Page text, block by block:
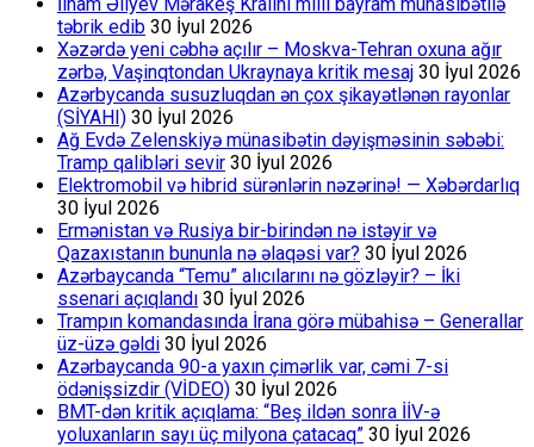
təbrik edib 30 İyul 2026
Xəzərdə yeni cəbhə açılır – Moskva-Tehran oxuna ağır
zərbə, Vaşinqtondan Ukraynaya kritik mesaj 30 İyul 2026
Azərbycanda susuzluqdan ən çox şikayətlənən rayonlar
(SİYAHI) 30 İyul 2026
Ağ Evdə Zelenskiyə münasibətin dəyişməsinin səbəbi:
Tramp qalibləri sevir 30 İyul 2026
Elektromobil və hibrid sürənlərin nəzərinə! — Xəbərdarlıq
30 İyul 2026
Ermənistan və Rusiya bir-birindən nə istəyir və
Qazaxıstanın bununla nə əlaqəsi var? 30 İyul 2026
Azərbaycanda “Temu” alıcılarını nə gözləyir? – İki
ssenari açıqlandı 30 İyul 2026
Trampın komandasında İrana görə mübahisə – Generallar
üz-üzə gəldi 30 İyul 2026
Azərbaycanda 90-a yaxın çimərlik var, cəmi 7-si
ödənişsizdir (VİDEO) 30 İyul 2026
BMT-dən kritik açıqlama: “Beş ildən sonra İİV-ə
yoluxanların sayı üç milyona çatacaq” 30 İyul 2026